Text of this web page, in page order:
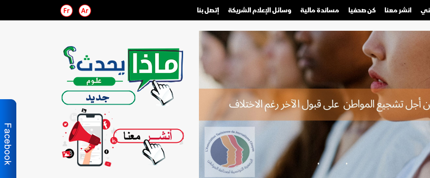
انشر معنا
كن صحفيا
صحفي محترف
صحفي مواطن
مساندة مالية وسائل الإعلام الشريكة إتصل بنا